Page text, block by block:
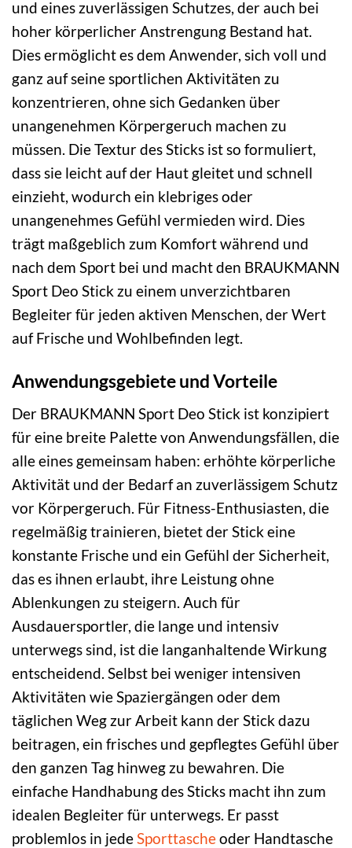
und eines zuverlässigen Schutzes, der auch bei
hoher körperlicher Anstrengung Bestand hat.
Dies ermöglicht es dem Anwender, sich voll und
ganz auf seine sportlichen Aktivitäten zu
konzentrieren, ohne sich Gedanken über
unangenehmen Körpergeruch machen zu
müssen. Die Textur des Sticks ist so formuliert,
dass sie leicht auf der Haut gleitet und schnell
einzieht, wodurch ein klebriges oder
unangenehmes Gefühl vermieden wird. Dies
trägt maßgeblich zum Komfort während und
nach dem Sport bei und macht den BRAUKMANN
Sport Deo Stick zu einem unverzichtbaren
Begleiter für jeden aktiven Menschen, der Wert
auf Frische und Wohlbefinden legt.
Anwendungsgebiete und Vorteile
Der BRAUKMANN Sport Deo Stick ist konzipiert
für eine breite Palette von Anwendungsfällen, die
alle eines gemeinsam haben: erhöhte körperliche
Aktivität und der Bedarf an zuverlässigem Schutz
vor Körpergeruch. Für Fitness-Enthusiasten, die
regelmäßig trainieren, bietet der Stick eine
konstante Frische und ein Gefühl der Sicherheit,
das es ihnen erlaubt, ihre Leistung ohne
Ablenkungen zu steigern. Auch für
Ausdauersportler, die lange und intensiv
unterwegs sind, ist die langanhaltende Wirkung
entscheidend. Selbst bei weniger intensiven
Aktivitäten wie Spaziergängen oder dem
täglichen Weg zur Arbeit kann der Stick dazu
beitragen, ein frisches und gepflegtes Gefühl über
den ganzen Tag hinweg zu bewahren. Die
einfache Handhabung des Sticks macht ihn zum
idealen Begleiter für unterwegs. Er passt
problemlos in jede Sporttascheoder Handtasche